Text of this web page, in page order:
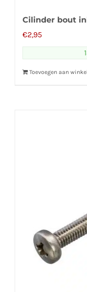
Cilinder bout
€2,95
Toevoegen aan